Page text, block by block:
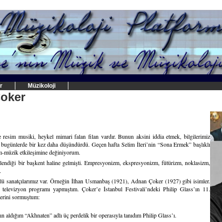
Müzikoloji
resim musiki, heykel mimari falan filan vardır. Bunun aksini iddia etmek, bilgilerimiz
bir kez daha düşündürdü. Geçen hafta Selim İleri’nin “Sona Ermek” başlıklı
müzik etkileşimine değiniyorum.
bir başkent haline gelmişti. Empresyonizm, ekspresyonizm, fütürizm, noklasizm,
sanatçılarımız var. Örneğin İlhan Usmanbaş (1921), Adnan Çoker (1927) gibi isimler.
programı yapmıştım. Çoker’e İstanbul Festivali’ndeki Philip Glass’ın 11.
sormuştum:
aldığım “Akhnaten” adlı üç perdelik bir operasıyla tanıdım Philip Glass’ı.